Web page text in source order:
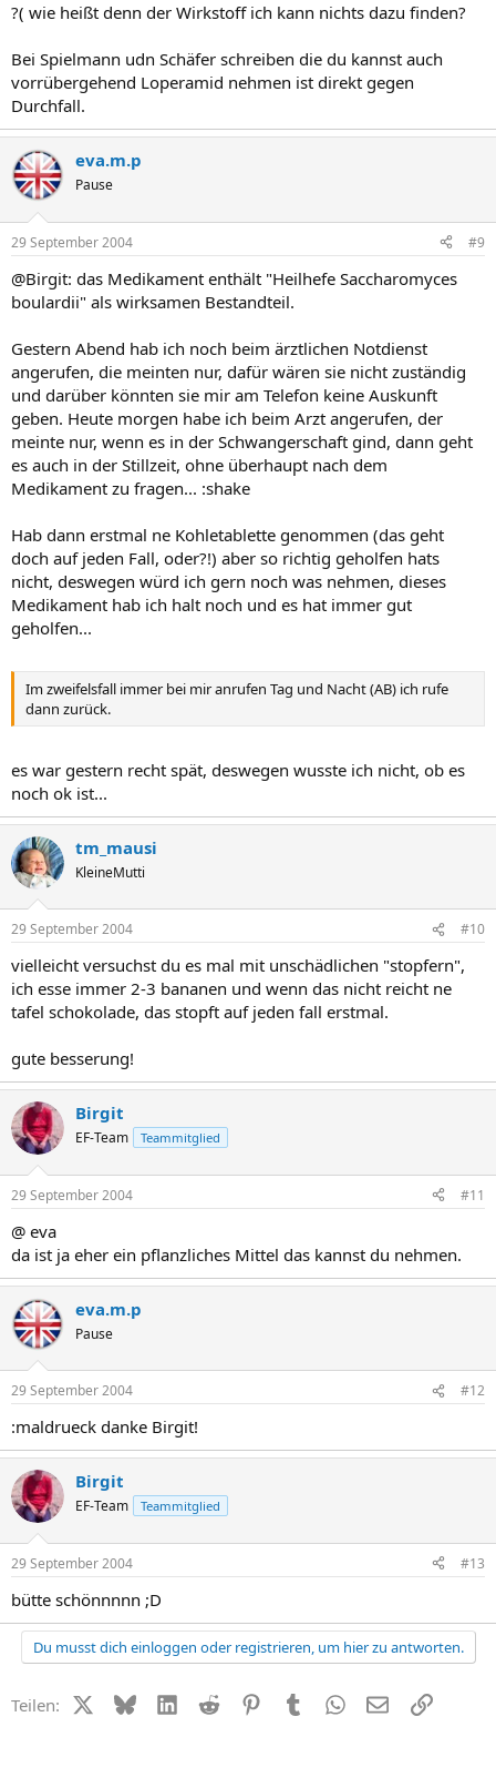
?( wie heißt denn der Wirkstoff ich kann nichts dazu finden?
Bei Spielmann udn Schäfer schreiben die du kannst auch
vorrübergehend Loperamid nehmen ist direkt gegen
Durchfall.
eva.m.p
Pause
29 September 2004 #9
@Birgit: das Medikament enthält "Heilhefe Saccharomyces
boulardii" als wirksamen Bestandteil.
Gestern Abend hab ich noch beim ärztlichen Notdienst
angerufen, die meinten nur, dafür wären sie nicht zuständig
und darüber könnten sie mir am Telefon keine Auskunft
geben. Heute morgen habe ich beim Arzt angerufen, der
meinte nur, wenn es in der Schwangerschaft gind, dann geht
es auch in der Stillzeit, ohne überhaupt nach dem
Medikament zu fragen... :shake
Hab dann erstmal ne Kohletablette genommen (das geht
doch auf jeden Fall, oder?!) aber so richtig geholfen hats
nicht, deswegen würd ich gern noch was nehmen, dieses
Medikament hab ich halt noch und es hat immer gut
geholfen...
Im zweifelsfall immer bei mir anrufen Tag und Nacht (AB) ich rufe
dann zurück.
es war gestern recht spät, deswegen wusste ich nicht, ob es
noch ok ist...
tm_mausi
KleineMutti
29 September 2004 #10
vielleicht versuchst du es mal mit unschädlichen "stopfern",
ich esse immer 2-3 bananen und wenn das nicht reicht ne
tafel schokolade, das stopft auf jeden fall erstmal.
gute besserung!
Birgit
EF-Team Teammitglied
29 September 2004 #11
@ eva
da ist ja eher ein pflanzliches Mittel das kannst du nehmen.
eva.m.p
Pause
29 September 2004 #12
:maldrueck danke Birgit!
Birgit
EF-Team Teammitglied
29 September 2004 #13
bütte schönnnnn ;D
Du musst dich einloggen oder registrieren, um hier zu antworten.
Teilen: X (Twitter)
BlueskyLinkedIn
Reddit PinterestTumblr WhatsApp
E-MailLink